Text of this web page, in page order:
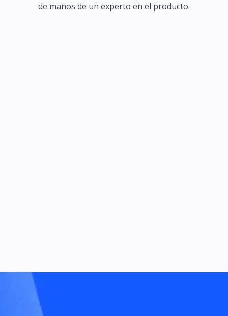
de manos de un experto en el producto.